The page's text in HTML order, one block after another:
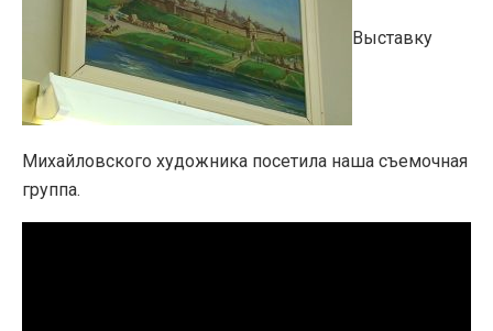
Выставку
Михайловского художника посетила наша съемочная
группа.